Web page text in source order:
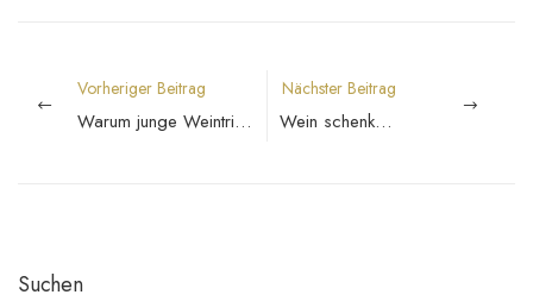
Vorheriger Beitrag
Warum junge Weintrinker anders auswählen
Nächster Beitrag
Wein schenken mit Stil
Suchen